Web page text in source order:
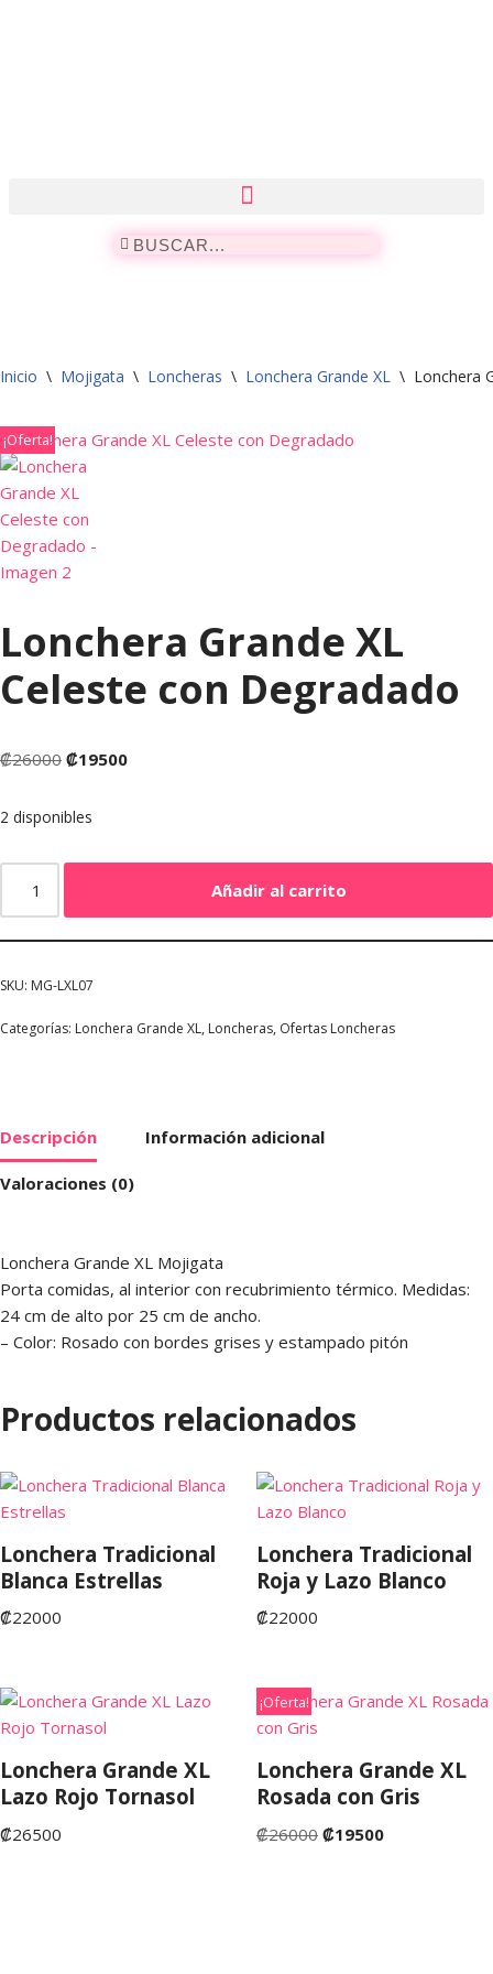
Inicio \ Mojigata \ Loncheras \ Lonchera Grande XL \ Lonchera
¡Oferta!
Lonchera Grande XL
Celeste con Degradado
₡26000 ₡19500
2 disponibles
Añadir al carrito
SKU: MG-LXL07
Categorías: Lonchera Grande XL, Loncheras, Ofertas Loncheras
Descripción Información adicional
Valoraciones (0)
Lonchera Grande XL Mojigata
Porta comidas, al interior con recubrimiento térmico. Medidas:
24 cm de alto por 25 cm de ancho.
– Color: Rosado con bordes grises y estampado pitón
Productos relacionados
Lonchera Tradicional
Blanca Estrellas
₡22000
Lonchera Tradicional
Roja y Lazo Blanco
₡22000
Lonchera Grande XL
Lazo Rojo Tornasol
₡26500
¡Oferta!
Lonchera Grande XL
Rosada con Gris
₡26000 ₡19500